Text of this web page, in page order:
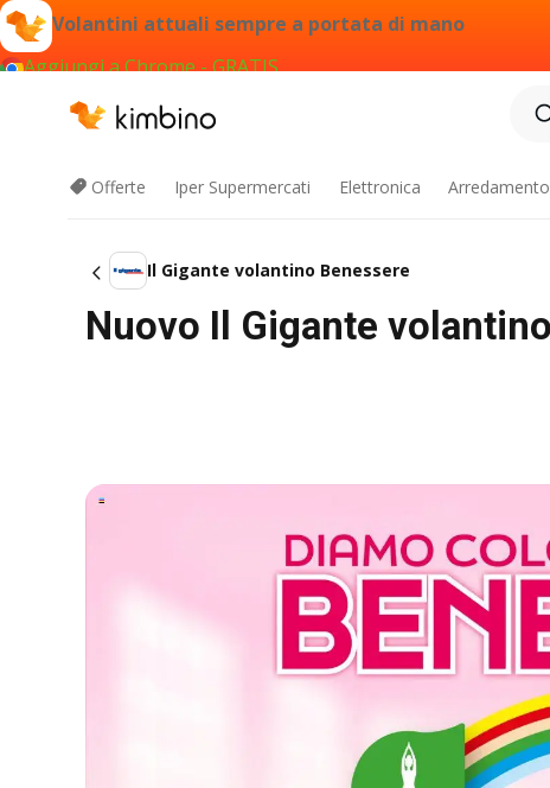
Volantini attuali sempre a portata di mano
Aggiungi a Chrome - GRATIS
Offerte Iper Supermercati Elettronica
Il Gigante volantino Benessere
Nuovo Il Gigante